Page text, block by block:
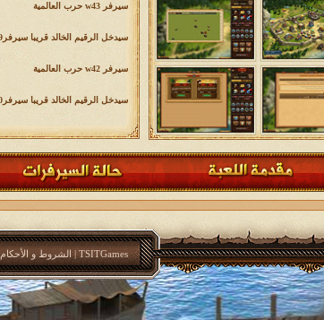
سيرفر w43 حرب العالمية
سیدخل الرقيم الخالد قريبا سیرفرW39
سيرفر w42 حرب العالمية
سیدخل الرقيم الخالد قريبا سیرفرW40
TSITGames
| الشروط و الأحکام